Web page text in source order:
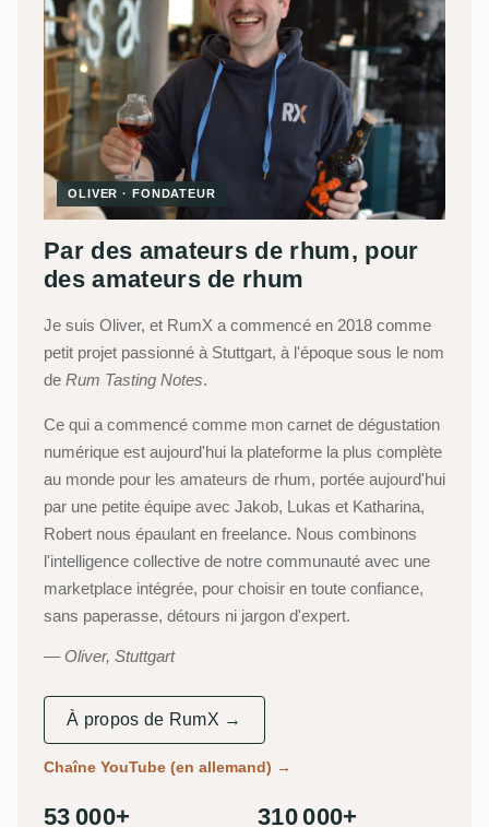
OLIVER · FONDATEUR
Par des amateurs de rhum, pour
des amateurs de rhum
Je suis Oliver, et RumX a commencé en 2018 comme
petit projet passionné à Stuttgart, à l'époque sous le nom
de Rum Tasting Notes.
Ce qui a commencé comme mon carnet de dégustation
numérique est aujourd'hui la plateforme la plus complète
au monde pour les amateurs de rhum, portée aujourd'hui
par une petite équipe avec Jakob, Lukas et Katharina,
Robert nous épaulant en freelance. Nous combinons
l'intelligence collective de notre communauté avec une
marketplace intégrée, pour choisir en toute confiance,
sans paperasse, détours ni jargon d'expert.
Oliver, Stuttgart
À propos de RumX →
Chaîne YouTube (en allemand) →
53 000+ 310 000+